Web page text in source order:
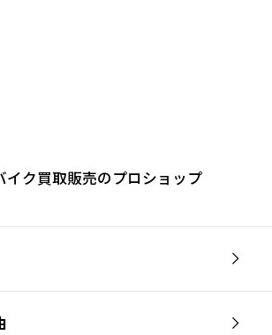
イク買取販売のプロショップ